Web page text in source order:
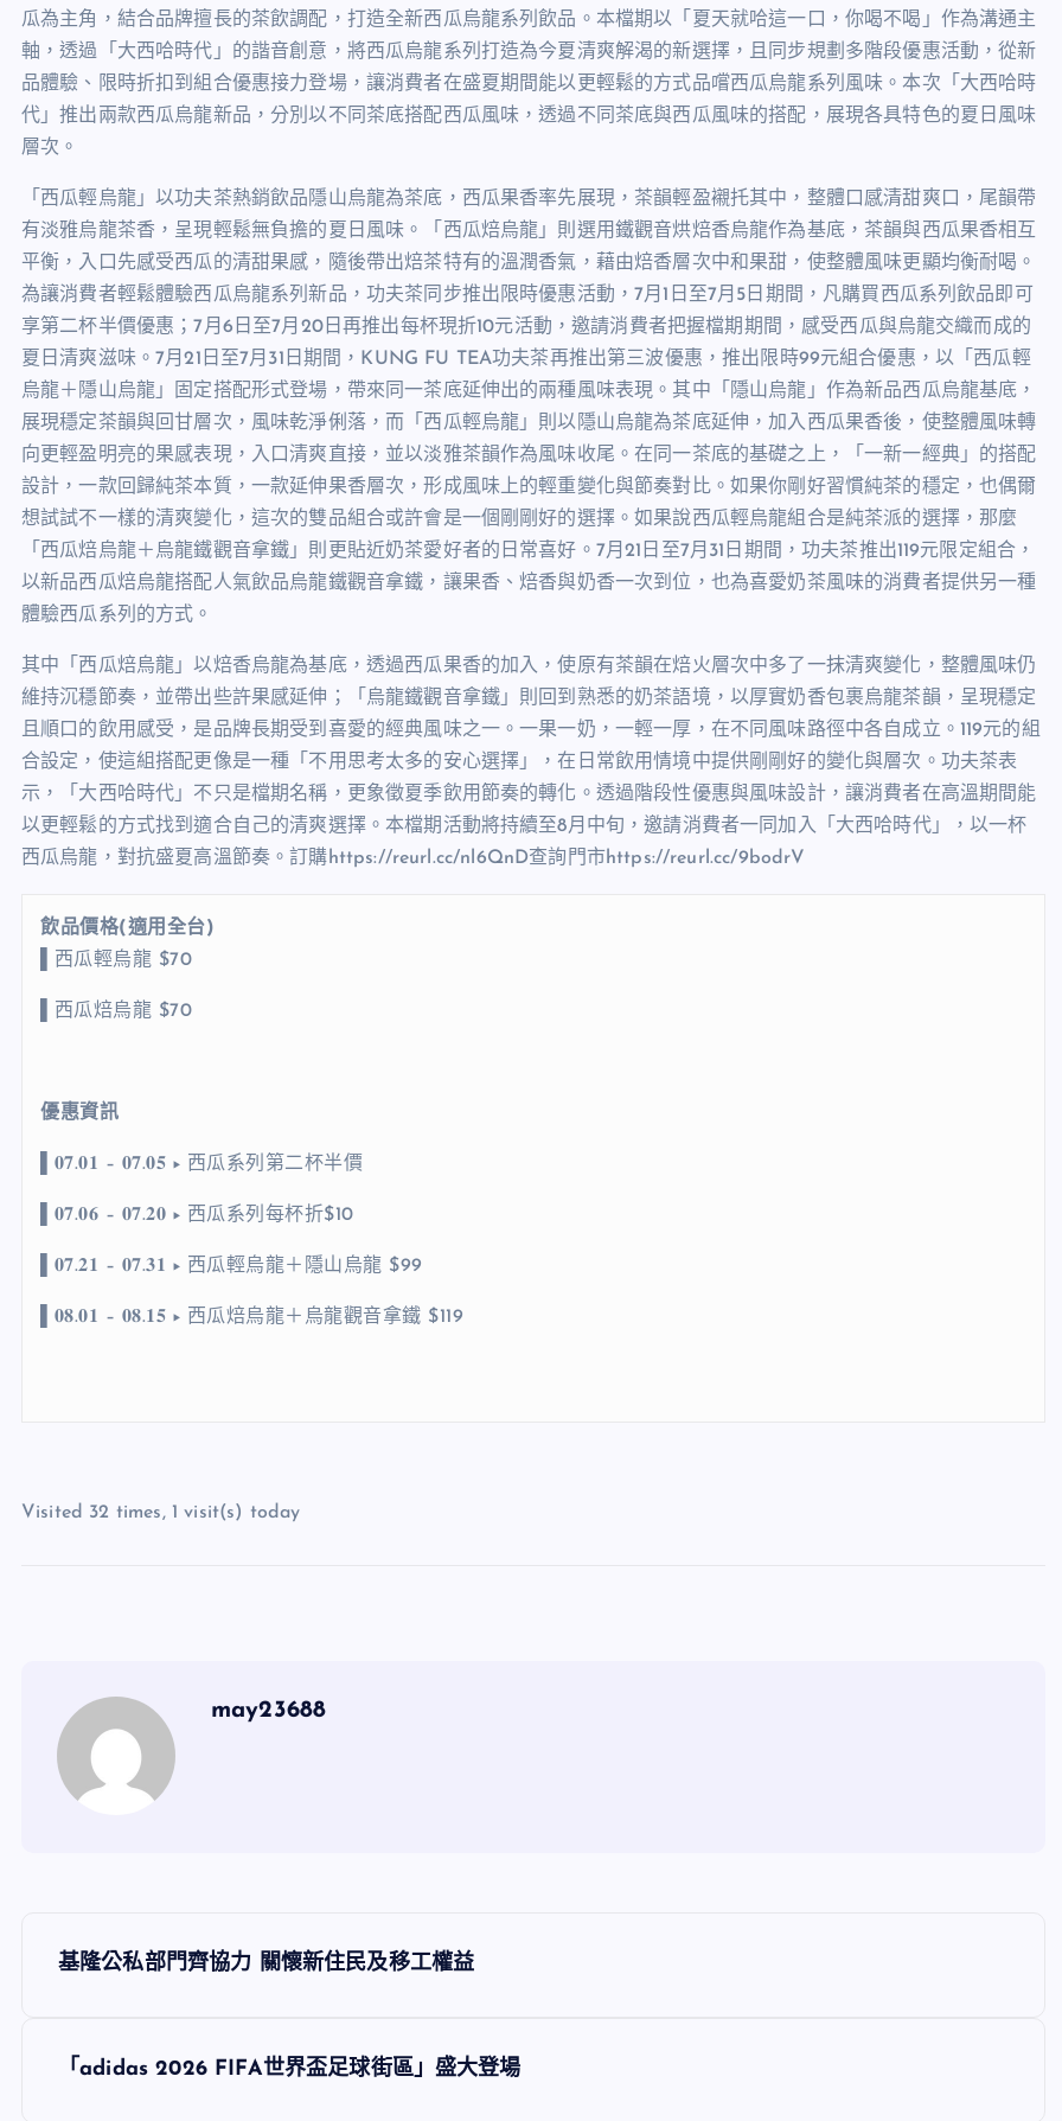
瓜為主角，結合品牌擅長的茶飲調配，打造全新西瓜烏龍系列飲品。本檔期以「夏天就哈這一口，你喝不喝」作為溝通主
軸，透過「大西哈時代」的諧音創意，將西瓜烏龍系列打造為今夏清爽解渴的新選擇，且同步規劃多階段優惠活動，從新
品體驗、限時折扣到組合優惠接力登場，讓消費者在盛夏期間能以更輕鬆的方式品嚐西瓜烏龍系列風味。本次「大西哈時
代」推出兩款西瓜烏龍新品，分別以不同茶底搭配西瓜風味，透過不同茶底與西瓜風味的搭配，展現各具特色的夏日風味
層次。
「西瓜輕烏龍」以功夫茶熱銷飲品隱山烏龍為茶底，西瓜果香率先展現，茶韻輕盈襯托其中，整體口感清甜爽口，尾韻帶
有淡雅烏龍茶香，呈現輕鬆無負擔的夏日風味。「西瓜焙烏龍」則選用鐵觀音烘焙香烏龍作為基底，茶韻與西瓜果香相互
平衡，入口先感受西瓜的清甜果感，隨後帶出焙茶特有的溫潤香氣，藉由焙香層次中和果甜，使整體風味更顯均衡耐喝。
為讓消費者輕鬆體驗西瓜烏龍系列新品，功夫茶同步推出限時優惠活動，7月1日至7月5日期間，凡購買西瓜系列飲品即可
享第二杯半價優惠；7月6日至7月20日再推出每杯現折10元活動，邀請消費者把握檔期期間，感受西瓜與烏龍交織而成的
夏日清爽滋味。7月21日至7月31日期間，KUNG FU TEA功夫茶再推出第三波優惠，推出限時99元組合優惠，以「西瓜輕
烏龍＋隱山烏龍」固定搭配形式登場，帶來同一茶底延伸出的兩種風味表現。其中「隱山烏龍」作為新品西瓜烏龍基底，
展現穩定茶韻與回甘層次，風味乾淨俐落，而「西瓜輕烏龍」則以隱山烏龍為茶底延伸，加入西瓜果香後，使整體風味轉
向更輕盈明亮的果感表現，入口清爽直接，並以淡雅茶韻作為風味收尾。在同一茶底的基礎之上，「一新一經典」的搭配
設計，一款回歸純茶本質，一款延伸果香層次，形成風味上的輕重變化與節奏對比。如果你剛好習慣純茶的穩定，也偶爾
想試試不一樣的清爽變化，這次的雙品組合或許會是一個剛剛好的選擇。如果說西瓜輕烏龍組合是純茶派的選擇，那麼
「西瓜焙烏龍＋烏龍鐵觀音拿鐵」則更貼近奶茶愛好者的日常喜好。7月21日至7月31日期間，功夫茶推出119元限定組合，
以新品西瓜焙烏龍搭配人氣飲品烏龍鐵觀音拿鐵，讓果香、焙香與奶香一次到位，也為喜愛奶茶風味的消費者提供另一種
體驗西瓜系列的方式。
其中「西瓜焙烏龍」以焙香烏龍為基底，透過西瓜果香的加入，使原有茶韻在焙火層次中多了一抹清爽變化，整體風味仍
維持沉穩節奏，並帶出些許果感延伸；「烏龍鐵觀音拿鐵」則回到熟悉的奶茶語境，以厚實奶香包裹烏龍茶韻，呈現穩定
且順口的飲用感受，是品牌長期受到喜愛的經典風味之一。一果一奶，一輕一厚，在不同風味路徑中各自成立。119元的組
合設定，使這組搭配更像是一種「不用思考太多的安心選擇」，在日常飲用情境中提供剛剛好的變化與層次。功夫茶表
示，「大西哈時代」不只是檔期名稱，更象徵夏季飲用節奏的轉化。透過階段性優惠與風味設計，讓消費者在高溫期間能
以更輕鬆的方式找到適合自己的清爽選擇。本檔期活動將持續至8月中旬，邀請消費者一同加入「大西哈時代」，以一杯
西瓜烏龍，對抗盛夏高溫節奏。訂購https://reurl.cc/nl6QnD查詢門市https://reurl.cc/9bodrV
飲品價格(適用全台)
▌西瓜輕烏龍 $70
▌西瓜焙烏龍 $70
優惠資訊
▌𝟎𝟕.𝟎𝟏 – 𝟎𝟕.𝟎𝟓 ▸ 西瓜系列第二杯半價
▌𝟎𝟕.𝟎𝟔 – 𝟎𝟕.𝟐𝟎 ▸ 西瓜系列每杯折$10
▌𝟎𝟕.𝟐𝟏 – 𝟎𝟕.𝟑𝟏 ▸ 西瓜輕烏龍＋隱山烏龍 $99
▌𝟎𝟖.𝟎𝟏 – 𝟎𝟖.𝟏𝟓 ▸ 西瓜焙烏龍＋烏龍觀音拿鐵 $119
Visited 32 times, 1 visit(s) today
may23688
文
導
基隆公私部門齊協力 關懷新住民及移工權益
「adidas 2026 FIFA世界盃足球街區」盛大登場